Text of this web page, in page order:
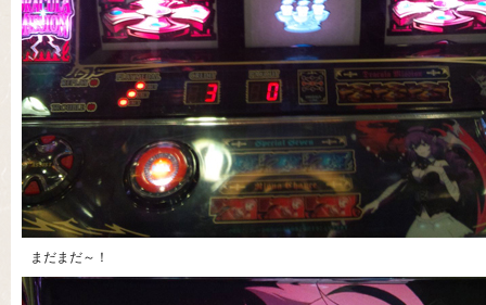
まだまだ～！